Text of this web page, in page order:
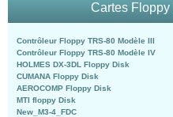
Cartes
Contrôleur Floppy TRS-80 Modèle III
Contrôleur Floppy TRS-80 Modèle IV
HOLMES DX-3DL Floppy Disk
CUMANA Floppy Disk
AEROCOMP Floppy Disk
MTI floppy Disk
New_M3-4_FDC